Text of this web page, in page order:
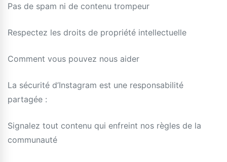
Pas de spam ni de contenu trompeur
Respectez les droits de propriété intellectuelle
Comment vous pouvez nous aider
La sécurité d’Instagram est une responsabilité
partagée :
Signalez tout contenu qui enfreint nos règles de la
communauté